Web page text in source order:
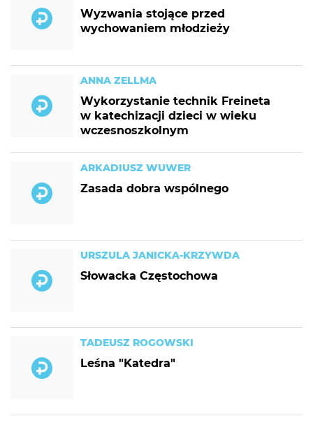
Wyzwania stojące przed
wychowaniem młodzieży
ANNA ZELLMA
Wykorzystanie technik Freineta
w katechizacji dzieci w wieku
wczesnoszkolnym
ARKADIUSZ WUWER
Zasada dobra wspólnego
URSZULA JANICKA-KRZYWDA
Słowacka Częstochowa
TADEUSZ ROGOWSKI
Leśna "Katedra"